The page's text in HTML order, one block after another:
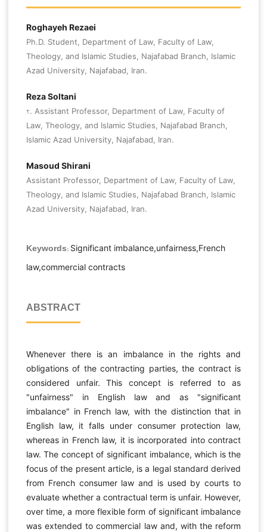
Roghayeh Rezaei
Ph.D. Student, Department of Law, Faculty of Law,
Theology, and Islamic Studies, Najafabad Branch, Islamic
Azad University, Najafabad, Iran.
Reza Soltani
۲. Assistant Professor, Department of Law, Faculty of
Law, Theology, and Islamic Studies, Najafabad Branch,
Islamic Azad University, Najafabad, Iran.
Masoud Shirani
Assistant Professor, Department of Law, Faculty of Law,
Theology, and Islamic Studies, Najafabad Branch, Islamic
Azad University, Najafabad, Iran.
Keywords: Significant imbalance,unfairness,French
law,commercial contracts
ABSTRACT
Whenever there is an imbalance in the rights and
obligations of the contracting parties, the contract is
considered unfair. This concept is referred to as
"unfairness" in English law and as "significant
imbalance" in French law, with the distinction that in
English law, it falls under consumer protection law,
whereas in French law, it is incorporated into contract
law. The concept of significant imbalance, which is the
focus of the present article, is a legal standard derived
from French consumer law and is used by courts to
evaluate whether a contractual term is unfair. However,
over time, a more flexible form of significant imbalance
was extended to commercial law and, with the reform